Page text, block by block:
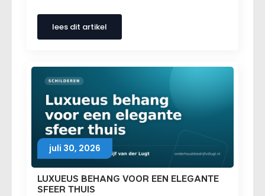
lees dit artikel
LUXUEUS BEHANG VOOR EEN ELEGANTE
SFEER THUIS
juli 30, 2026